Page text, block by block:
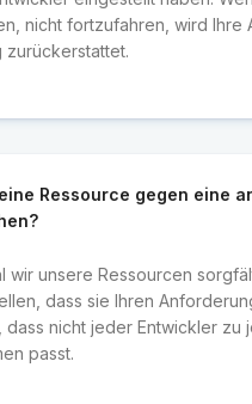
nicht fortzufahren, wird Ihre
zurückerstattet.
Ressource gegen eine
wir unsere Ressourcen
dass sie Ihren
dass nicht jeder Entwickler zu
passt.